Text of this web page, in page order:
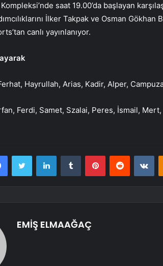
saat 19.00’da başlayan
İlker Takpak ve Osman
canlı yayınlanıyor.
Hayrullah, Arias, Kadir, Alper,
Ferdi, Samet, Szalai, Peres, İsmail,
FacebookTwitter LinkedInTumblr PinterestReddit
EMİŞ ELMAAĞAÇ